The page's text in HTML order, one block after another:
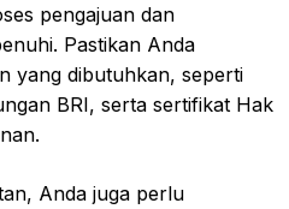
pengajuan dan
Pastikan Anda
yang dibutuhkan, seperti
BRI, serta sertifikat Hak
Anda juga perlu